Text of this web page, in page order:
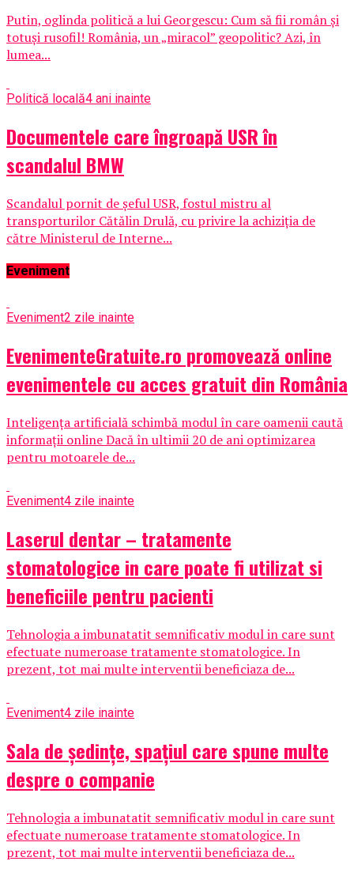
Putin, oglinda politică a lui Georgescu: Cum să fii român și
totuși rusofil! România, un „miracol” geopolitic? Azi, în
lumea...
Politică locală4 ani inainte
Documentele care îngroapă USR în
scandalul BMW
Scandalul pornit de șeful USR, fostul mistru al
transporturilor Cătălin Drulă, cu privire la achiziția de
către Ministerul de Interne...
Eveniment
Eveniment2 zile inainte
EvenimenteGratuite.ro promovează online
evenimentele cu acces gratuit din România
Inteligența artificială schimbă modul în care oamenii caută
informații online Dacă în ultimii 20 de ani optimizarea
pentru motoarele de...
Eveniment4 zile inainte
Laserul dentar – tratamente
stomatologice in care poate fi utilizat si
beneficiile pentru pacienti
Tehnologia a imbunatatit semnificativ modul in care sunt
efectuate numeroase tratamente stomatologice. In
prezent, tot mai multe interventii beneficiaza de...
Eveniment4 zile inainte
Sala de ședințe, spațiul care spune multe
despre o companie
Tehnologia a imbunatatit semnificativ modul in care sunt
efectuate numeroase tratamente stomatologice. In
prezent, tot mai multe interventii beneficiaza de...